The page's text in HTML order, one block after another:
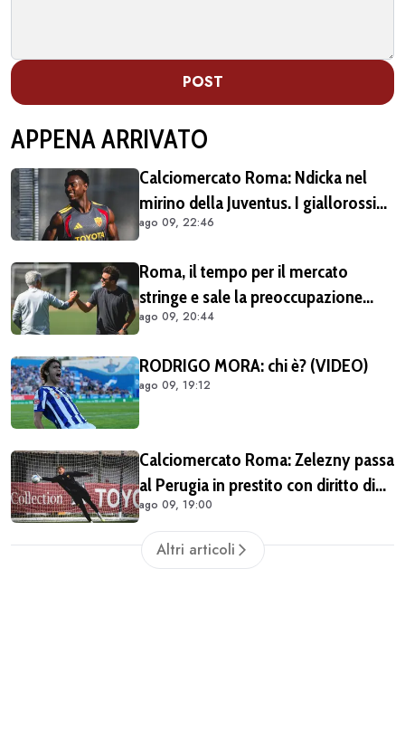
POST
APPENA ARRIVATO
Calciomercato Roma: Ndicka nel
mirino della Juventus. I giallorossi
chiedono 30 milioni di euro
ago 09, 22:46
Roma, il tempo per il mercato
stringe e sale la preoccupazione
della tifoseria: ancora troppe caselle
ago 09, 20:44
RODRIGO MORA: chi è? (VIDEO)
ago 09, 19:12
Calciomercato Roma: Zelezny passa
al Perugia in prestito con diritto di
riscatto
ago 09, 19:00
Altri articoli